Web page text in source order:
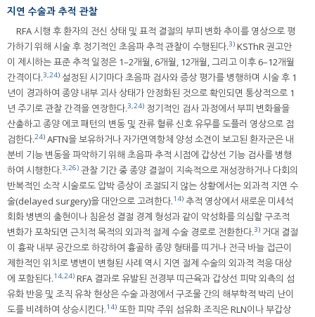
지연 수술과 추적 관찰
RFA 시행 후 환자의 전신 상태 및 표적 결절의 부피 변화 추이를 영상으로 평
가하기 위해 시술 후 정기적인 초음파 추적 관찰이 수행된다.3) KSThR 권고안
이 제시하는 표준 추적 일정은 1–2개월, 6개월, 12개월, 그리고 이후 6–12개월
간격이다.3,24) 설정된 시기마다 초음파 검사와 증상 평가를 병행하며 시술 후 1
년이 경과하여 종양 내부 괴사 상태가 안정화된 것으로 확인되면 통상적으로 1
년 주기로 관찰 간격을 연장한다.3,24) 정기적인 검사 과정에서 부피 변화율을
산출하고 종양 에코 패턴의 변동 및 잔류 혈류 신호 유무를 도플러 영상으로 점
검한다.24) AFTN을 보유하거나 자가면역항체 양성 소견이 보고된 환자군은 내
분비 기능 변동을 파악하기 위해 초음파 추적 시점에 갑상선 기능 검사를 병행
하여 시행한다.3,26) 관찰 기간 중 종양 결절이 지속적으로 재성장하거나 다회의
반복적인 소작 시술로도 압박 증상이 조절되지 않는 상황에서는 외과적 지연 수
술(delayed surgery)을 대안으로 고려한다.14) 추적 영상에서 새로운 미세석
회화 병변의 출현이나 침윤성 결절 경계 형성과 같이 악성화를 의심할 구조적
변화가 포착되면 근치적 목적의 외과적 절제 수술 경로로 전환한다.3) 거대 결절
이 흉곽 내부 공간으로 하강하여 흉골하 종양 형태를 띠거나 전극 바늘 접근이
제한적인 위치로 병변이 변형된 사례 역시 지연 절제 수술의 외과적 적응 대상
에 포함된다.14,24) RFA 결과로 유발된 전경부 띠근육과 갑상선 피막 외측의 섬
유화 반응 및 조직 유착 현상은 수술 과정에서 구조물 간의 해부학적 박리 난이
도를 비례하여 상승시킨다.14) 또한 피막 주위 섬유화 조직은 RLN이나 부갑상